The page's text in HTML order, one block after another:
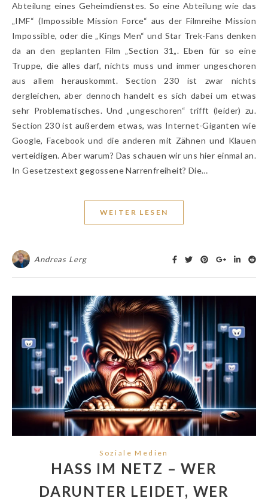
Abteilung eines Geheimdienstes. So eine Abteilung wie das
„IMF“ (Impossible Mission Force“ aus der Filmreihe Mission
Impossible, oder die „Kings Men“ und Star Trek-Fans denken
da an den geplanten Film „Section 31„. Eben für so eine
Truppe, die alles darf, nichts muss und immer ungeschoren
aus allem herauskommt. Section 230 ist zwar nichts
dergleichen, aber dennoch handelt es sich dabei um etwas
sehr Problematisches. Und „ungeschoren“ trifft (leider) zu.
Section 230 ist außerdem etwas, was Internet-Giganten wie
Google, Facebook und die anderen mit Zähnen und Klauen
verteidigen. Aber warum? Das schauen wir uns hier einmal an.
In Gesetzestext gegossene Narrenfreiheit? Die…
WEITER LESEN
Andreas Lerg
Soziale Medien
HASS IM NETZ – WER
DARUNTER LEIDET, WER